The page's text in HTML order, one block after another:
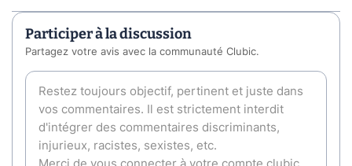
Participer à la discussion
Partagez votre avis avec la communauté Clubic.